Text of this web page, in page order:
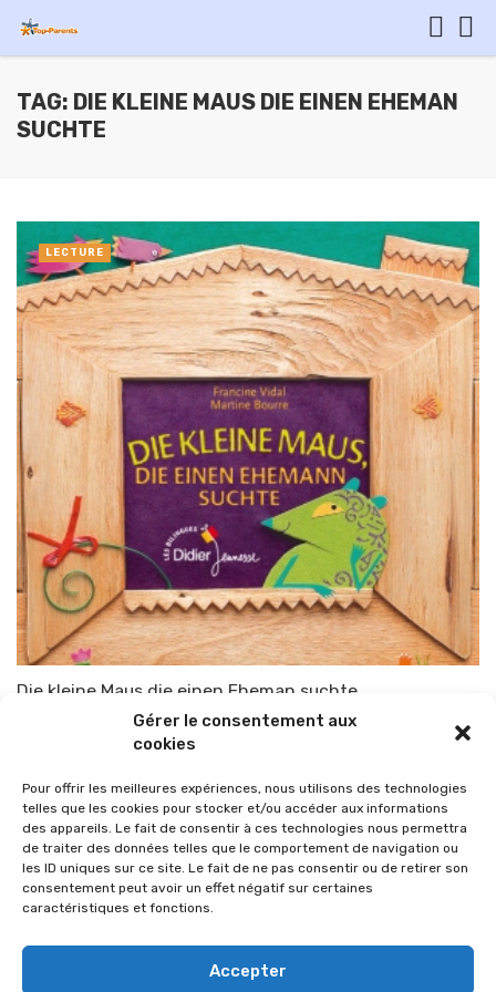
Gérer le consentement aux
cookies
Pour offrir les meilleures expériences, nous utilisons des technologies
telles que les cookies pour stocker et/ou accéder aux informations
des appareils. Le fait de consentir à ces technologies nous permettra
de traiter des données telles que le comportement de navigation ou
les ID uniques sur ce site. Le fait de ne pas consentir ou de retirer son
consentement peut avoir un effet négatif sur certaines
caractéristiques et fonctions.
Accepter
TAG: DIE KLEINE MAUS DIE EINEN EHEMAN
SUCHTE
Die kleine Maus die einen Eheman suchte
TOP-PARENTS 3 mars 2010
LECTURE